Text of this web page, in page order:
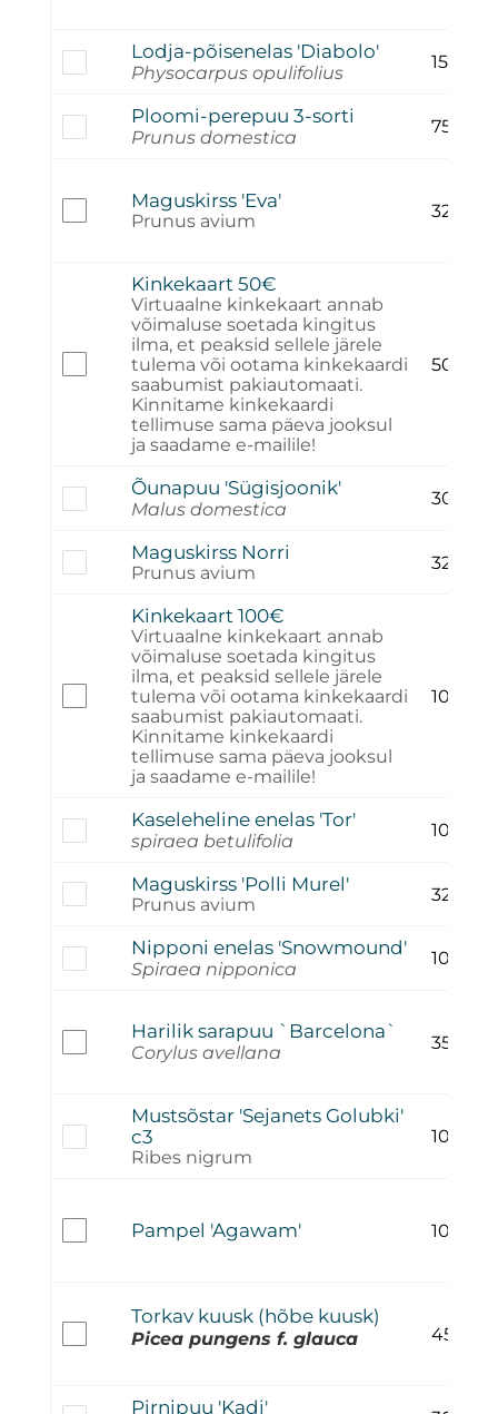
Lodja-põisenelas 'Diabolo'
Physocarpus opulifolius
15,00
Ploomi-perepuu 3-sorti
Prunus domestica
75,00
Maguskirss 'Eva'
Prunus avium 32,00
Kinkekaart 50€
Virtuaalne kinkekaart annab
võimaluse soetada kingitus
ilma, et peaksid sellele järele
tulema või ootama kinkekaardi
saabumist pakiautomaati.
Kinnitame kinkekaardi
tellimuse sama päeva jooksul
ja saadame e-mailile!
50,00
Õunapuu 'Sügisjoonik'
Malus domestica
30,00
Maguskirss Norri
Prunus avium 32,00
Kinkekaart 100€
Virtuaalne kinkekaart annab
võimaluse soetada kingitus
ilma, et peaksid sellele järele
tulema või ootama kinkekaardi
saabumist pakiautomaati.
Kinnitame kinkekaardi
tellimuse sama päeva jooksul
ja saadame e-mailile!
100,00
Kaseleheline enelas 'Tor'
spiraea betulifolia
10,00
Maguskirss 'Polli Murel'
Prunus avium 32,00
Nipponi enelas 'Snowmound'
Spiraea nipponica
10,00
Harilik sarapuu `Barcelona`
Corylus avellana 35,00
Mustsõstar 'Sejanets Golubki'
c3
Ribes nigrum
10,00
Pampel 'Agawam' 10,00
Torkav kuusk (hõbe kuusk)
Picea pungens f. glauca 45,00
Pirnipuu 'Kadi'